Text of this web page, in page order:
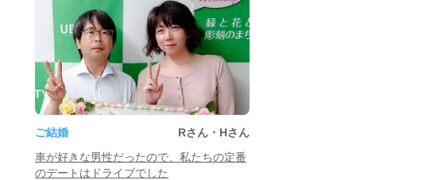
ご結婚
Rさん・Hさん
車が好きな男性だったので、私たちの定番
のデートはドライブでした